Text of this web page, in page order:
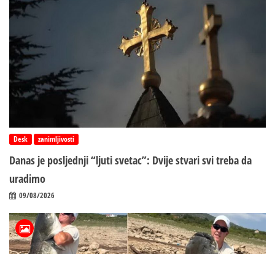
Desk zanimljivosti
Danas je posljednji “ljuti svetac”: Dvije stvari svi treba da
uradimo
09/08/2026